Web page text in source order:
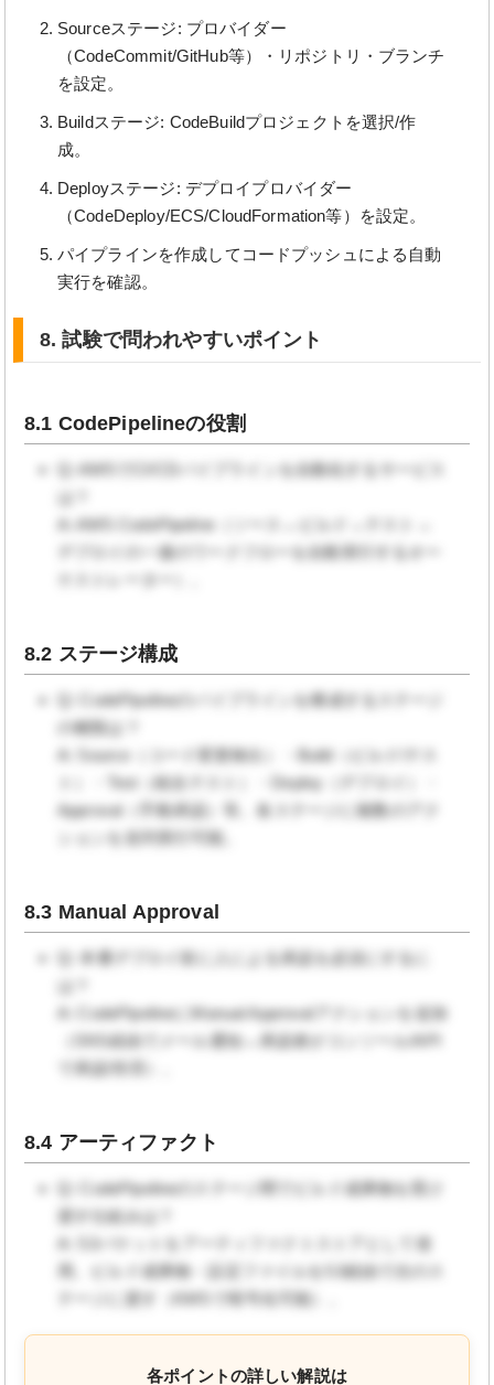
Sourceステージ: プロバイダー
（CodeCommit/GitHub等）・リポジトリ・ブランチ
を設定。
Buildステージ: CodeBuildプロジェクトを選択/作
成。
Deployステージ: デプロイプロバイダー
（CodeDeploy/ECS/CloudFormation等）を設定。
パイプラインを作成してコードプッシュによる自動
実行を確認。
8. 試験で問われやすいポイント
8.1 CodePipelineの役割
Q: AWSでCI/CDパイプラインを自動化するサービス
A: AWS CodePipeline（ソース→ビルド→テスト→
デプロイの一連のワークフローを自動実行するオー
8.2 ステージ構成
Q: CodePipelineのパイプラインを構成するステージ
の種類は？
A: Source（コード変更検出）・Build（ビルド/テス
ト）・Test（統合テスト）・Deploy（デプロイ）・
Approval（手動承認）等。各ステージに複数のアク
ションを並列実行可能。
8.3 Manual Approval
Q: 本番デプロイ前に人による承認を必須にするに
A: CodePipelineにManual Approvalアクションを追加
（SNS経由でメール通知→承認者がコンソール/API
で承認/拒否）。
8.4 アーティファクト
Q: CodePipelineのステージ間でビルド成果物を受け
渡す仕組みは？
A: S3バケットをアーティファクトストアとして使
用。ビルド成果物・設定ファイルをS3経由で次のス
テージに渡す（KMSで暗号化可能）。
各ポイントの詳しい解説は